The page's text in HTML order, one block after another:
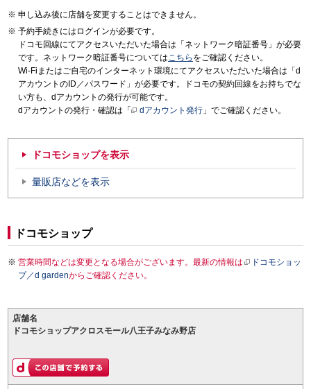
申し込み後に店舗を変更することはできません。
予約手続きにはログインが必要です。
ドコモ回線にてアクセスいただいた場合は「ネットワーク暗証番号」が必要
です。ネットワーク暗証番号についてはこちら をご確認ください。
Wi-Fiまたはご自宅のインターネット環境にてアクセスいただいた場合は「d
アカウントのID／パスワード」が必要です。ドコモの契約回線をお持ちでな
い方も、dアカウントの発行が可能です。
dアカウントの発行・確認は「
dアカウント発行 」でご確認ください。
ドコモショップを表示
量販店などを表示
ドコモショップ
営業時間などは変更となる場合がございます。最新の情報は
ドコモショッ
プ／d gardenからご確認ください。
店舗名
ドコモショップアクロスモール八王子みなみ野店